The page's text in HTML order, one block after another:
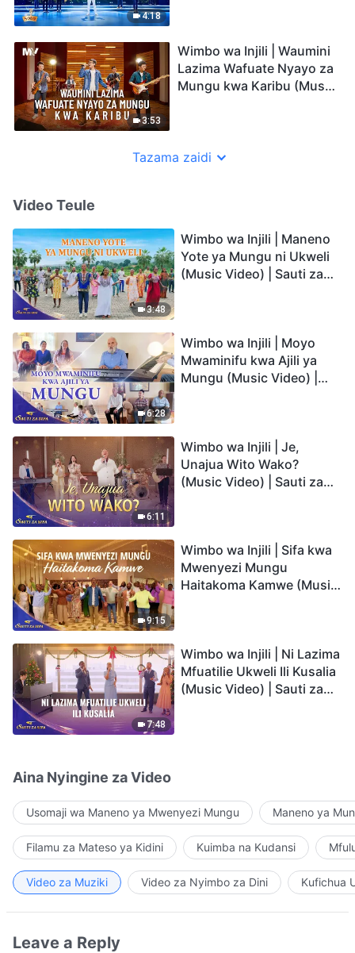
4:18
3:53
Wimbo wa Injili | Waumini
Lazima Wafuate Nyayo za
Mungu kwa Karibu (Music
Tazama zaidi
Video Teule
3:48
Wimbo wa Injili | Maneno
Yote ya Mungu ni Ukweli
(Music Video) | Sauti za
6:28
Wimbo wa Injili | Moyo
Mwaminifu kwa Ajili ya
Mungu (Music Video) |
6:11
Wimbo wa Injili | Je,
Unajua Wito Wako?
(Music Video) | Sauti za
9:15
Wimbo wa Injili | Sifa kwa
Mwenyezi Mungu
Haitakoma Kamwe (Music
7:48
Wimbo wa Injili | Ni Lazima
Mfuatilie Ukweli Ili Kusalia
(Music Video) | Sauti za
Aina Nyingine za Video
Usomaji wa Maneno ya Mwenyezi Mungu Maneno ya
Filamu za Mateso ya Kidini Kuimba na Kudansi
Video za Muziki Video za Nyimbo za Dini Kufichua
Leave a Reply